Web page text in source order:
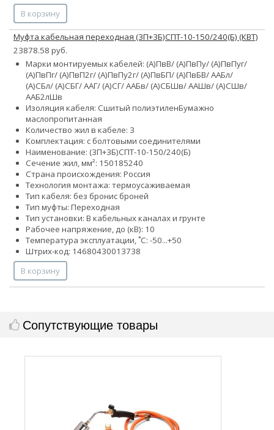
В корзину
Муфта кабельная переходная (3П+3Б)СПТ-10-150/240(Б) (КВТ)
23878.58 руб.
Марки монтируемых кабелей: (А)ПвВ/ (А)ПвПу/ (А)ПвПуг/
(А)ПвПг/ (А)ПвП2г/ (А)ПвПу2г/ (А)ПвБП/ (А)ПвБВ/ ААБл/
(А)СБл/ (А)СБГ/ ААГ/ (А)СГ/ ААБв/ (А)СБШв/ ААШв/ (А)СШв/
ААБ2лШв
Изоляция кабеля: Сшитый полиэтиленБумажно
маслопропитанная
Количество жил в кабеле: 3
Комплектация: с болтовыми соединителями
Наименование: (3П+3Б)СПТ-10-150/240(Б)
Сечение жил, мм²: 150185240
Страна происхождения: Россия
Технология монтажа: термоусаживаемая
Тип кабеля: без бронис броней
Тип муфты: Переходная
Тип установки: В кабельных каналах и грунте
Рабочее напряжение, до (кВ): 10
Температура эксплуатации, ˚С: -50...+50
Штрих-код: 14680430013738
В корзину
Сопутствующие товары